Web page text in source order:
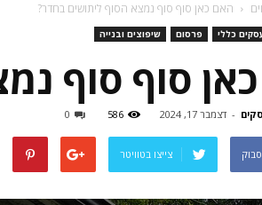
האם כאן סוף סוף נמצא הסוף ליתושים בחדר?
כללי פרסום שיפוצים ובנייה
סוף סוף
- דצמבר 17, 2024 586
0
צייצו בטוויטר